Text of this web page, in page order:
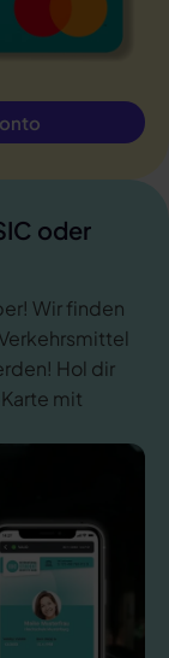
oder
Wir finden
Hol dir
mit